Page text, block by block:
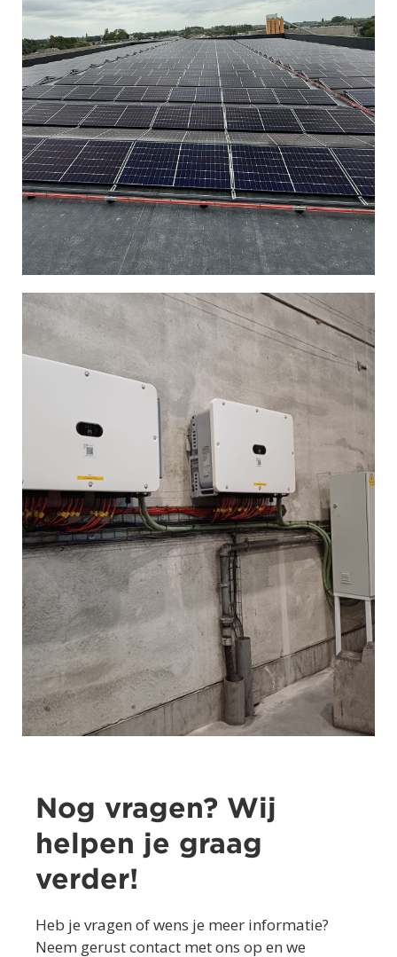
Nog vragen? Wij
helpen je graag
verder!
Heb je vragen of wens je meer informatie?
Neem gerust contact met ons op en we